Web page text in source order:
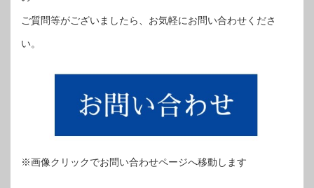
ご質問等がございましたら、お気軽にお問い合わせくださ
い。
※画像クリックでお問い合わせページへ移動します